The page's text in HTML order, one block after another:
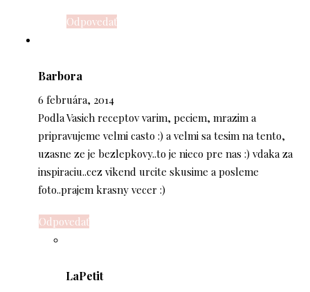
Odpovedať
Barbora
6 februára, 2014
Podla Vasich receptov varim, peciem, mrazim a
pripravujeme velmi casto :) a velmi sa tesim na tento,
uzasne ze je bezlepkovy..to je nieco pre nas :) vdaka za
inspiraciu..cez vikend urcite skusime a posleme
foto..prajem krasny vecer :)
Odpovedať
LaPetit